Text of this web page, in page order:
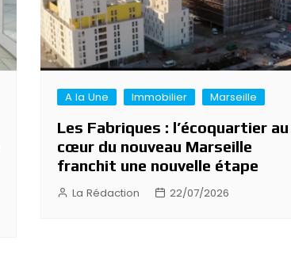
A la Une Immobilier Marseille
Les Fabriques : l’écoquartier au
cœur du nouveau Marseille
franchit une nouvelle étape
La Rédaction 22/07/2026